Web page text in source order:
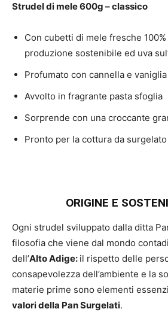
Strudel di mele 600g – classico
Con cubetti di mele fresche
produzione sostenibile ed uva
Profumato con cannella e vaniglia
Avvolto in fragrante pasta sfoglia
Sorprende con una croccante
Pronto per la cottura da surgelato
ORIGINE E
Ogni strudel sviluppato dalla ditta
filosofia che viene dal mondo
dell’Alto Adige: il rispetto delle
consapevolezza dell’ambiente e la
materie prime sono elementi
valori della Pan Surgelati.